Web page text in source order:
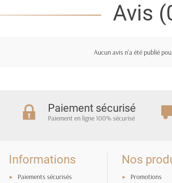
Avis
Aucun avis n'a été publié
Paiement sécurisé
Paiement en ligne 100% sécurisé
Informations
Paiements sécurisés
Nos
Promotions